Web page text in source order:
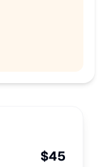
$45